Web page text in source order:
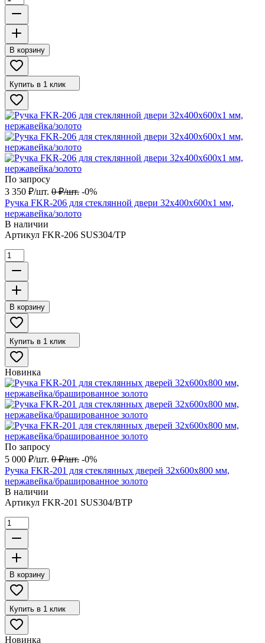
В корзину
Купить в 1 клик
По запросу
3 350 ₽/шт. 0 ₽/шт. -0%
Ручка FKR-206 для стеклянной двери 32x400х600х1 мм,
нержавейка/золото
В наличии
Артикул FKR-206 SUS304/TP
В корзину
Купить в 1 клик
Новинка
По запросу
5 000 ₽/шт. 0 ₽/шт. -0%
Ручка FKR-201 для стеклянных дверей 32x600х800 мм,
нержавейка/брашированное золото
В наличии
Артикул FKR-201 SUS304/BTP
В корзину
Купить в 1 клик
Новинка